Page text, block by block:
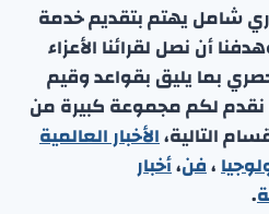
شامل يهتم بتقديم خدمة
أن نصل لقرائنا الأعزاء
بما يليق بقواعد وقيم
نقدم لكم مجموعة كبيرة من
التالية،الأخبار العالمية
،فن،أخبار
.